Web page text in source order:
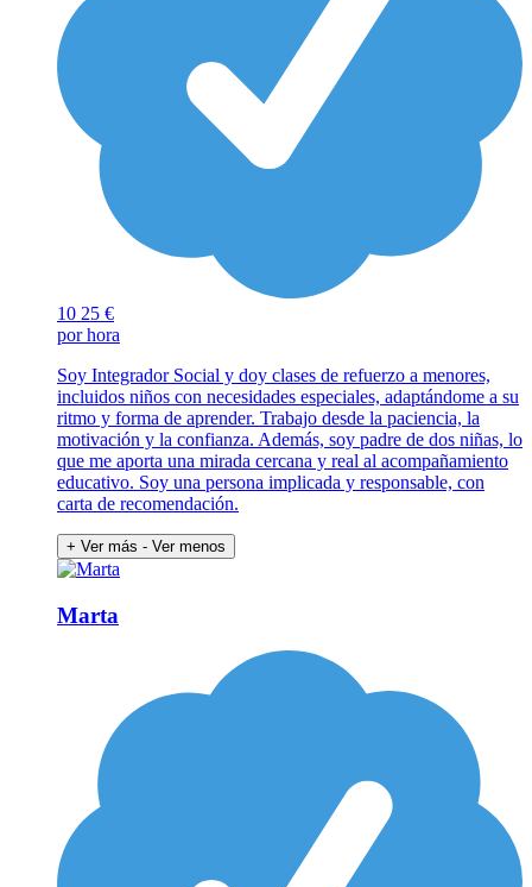
10 25 €
por hora
Soy Integrador Social y doy clases de refuerzo a menores,
incluidos niños con necesidades especiales, adaptándome a su
ritmo y forma de aprender. Trabajo desde la paciencia, la
motivación y la confianza. Además, soy padre de dos niñas, lo
que me aporta una mirada cercana y real al acompañamiento
educativo. Soy una persona implicada y responsable, con
carta de recomendación.
+ Ver más - Ver menos
Marta